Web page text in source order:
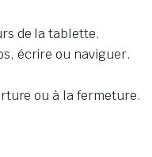
de la tablette.
écrire ou naviguer.
ou à la fermeture.